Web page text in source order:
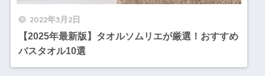
2022年3月2日
【2025年最新版】タオルソムリエが厳選！おすすめ
バスタオル10選